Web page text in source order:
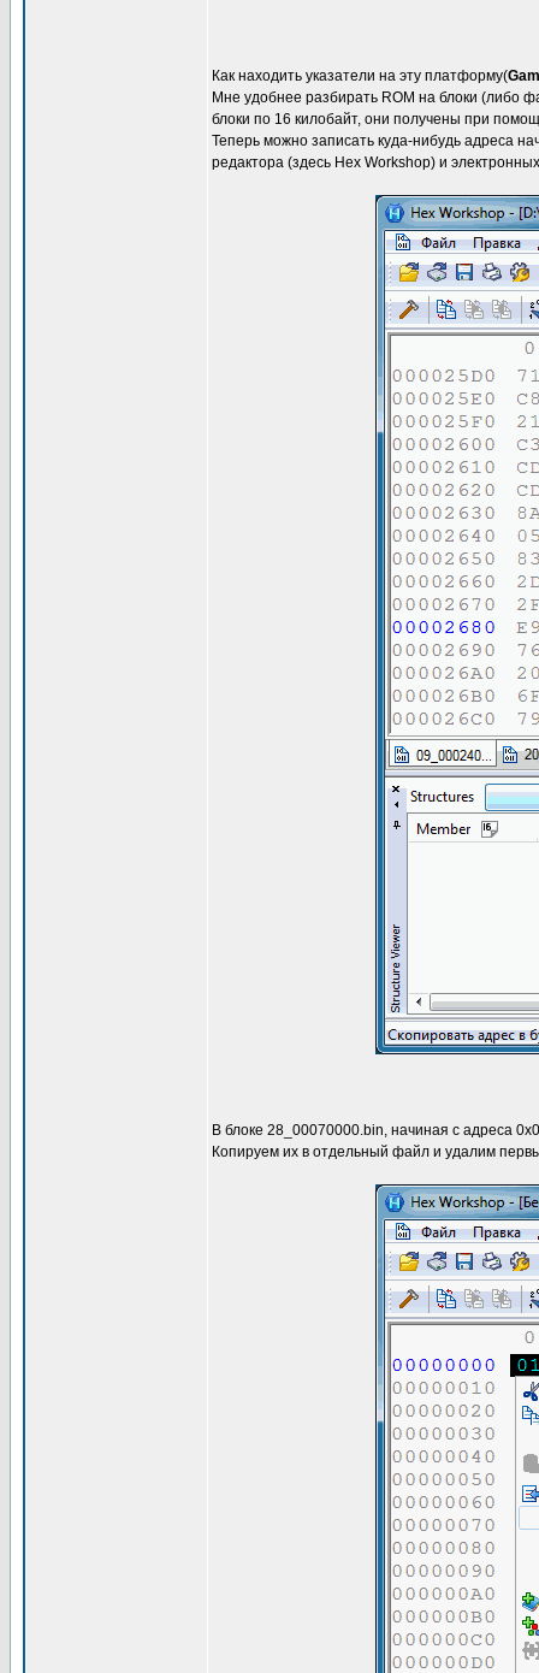
Как находить указатели на эту платформу(
Мне удобнее разбирать ROM на блоки (либо
блоки по 16 килобайт, они получены при
Теперь можно записать куда-нибудь адреса
редактора (здесь Hex Workshop) и
В блоке 28_00070000.bin, начиная c адреса
Копируем их в отдельный файл и удалим